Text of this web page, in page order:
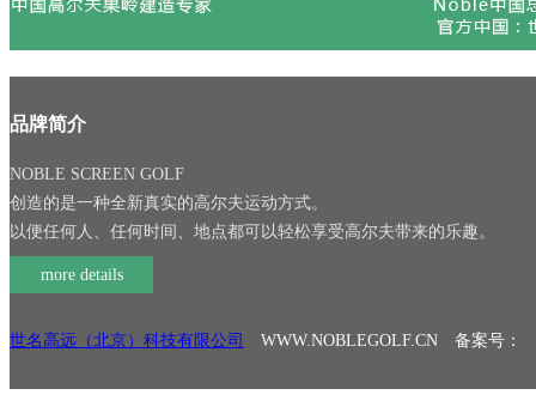
品牌简介
NOBLE SCREEN GOLF
创造的是一种全新真实的高尔夫运动方式。
以便任何人、任何时间、地点都可以轻松享受高尔夫带来的乐趣。
more details
世名高远（北京）科技有限公司 WWW.NOBLEGOLF.CN 备案号：